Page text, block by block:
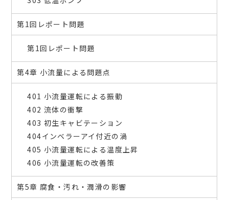
第1回レポート問題
第1回レポート問題
第4章 小流量による問題点
401 小流量運転による振動
402 流体の衝撃
403 初生キャビテーション
404インベラーアイ付近の渦
405 小流量運転による温度上昇
406 小流量運転の改善策
第5章 腐食・汚れ・潤滑の影響